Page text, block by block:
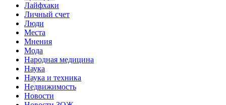
Лайфхаки
Личный счет
Люди
Места
Мнения
Мода
Народная медицина
Наука
Наука и техника
Недвижимость
Новости